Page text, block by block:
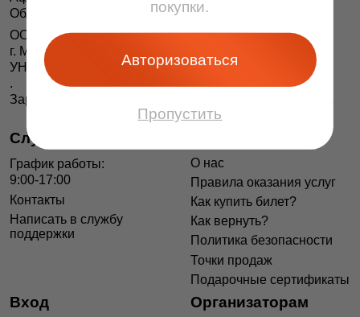
покупки.
Авторизоваться
Пропустить
Облачная система продажи билетов, 2013 — 2026
ООО «БЕЗКАССИРА БАЙ» Республика Беларусь
г. Минск, ул. Короля, 9, оф. 1
УНП 193615562
.
Зарегистрирован в Торговом реестре РБ 04.06.2014 г.
Служба поддержки
График работы:
9:00-17:00
Контакты
Написать в службу
поддержки
О нас
Правила оказания услуг
Как купить билет?
Как вернуть?
Политика безопасности
Точки продаж
Подарочные сертификаты
Вход Организаторам